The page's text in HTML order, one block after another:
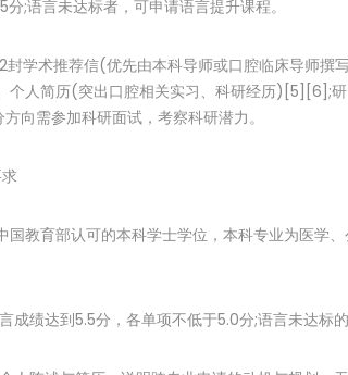
;语言未达标者，可申请语言提升课程。
封学术推荐信(优先由本科导师或口腔临床导师撰
个人简历(突出口腔相关实习、科研经历)[5][6];
向需参加科研面试，考察科研潜力。
国教育部认可的本科学士学位，本科专业为医学
成绩达到5.5分，各单项不低于5.0分;语言未达标